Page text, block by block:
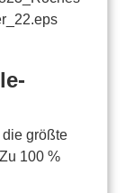
größte
100 %